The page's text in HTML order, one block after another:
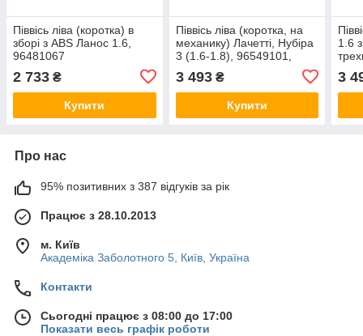
Піввісь ліва (коротка) в
зборі з ABS Ланос 1.6,
96481067
2 733 ₴
Купити
Піввісь ліва (коротка, на
механику) Лачетті, Нубіра
3 (1.6-1.8), 96549101,
3 493₴
Купити
1.6
3
Про нас
95% позитивних з 387 відгуків за рік
Працює з 28.10.2013
м. Київ
Академіка Заболотного 5, Київ, Україна
Контакти
Сьогодні працює з 08:00 до 17:00
Показати весь графік роботи